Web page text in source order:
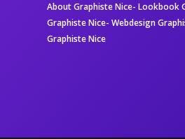
About Graphiste Nice- Lookbook
Graphiste Nice- Webdesign
Graphiste Nice